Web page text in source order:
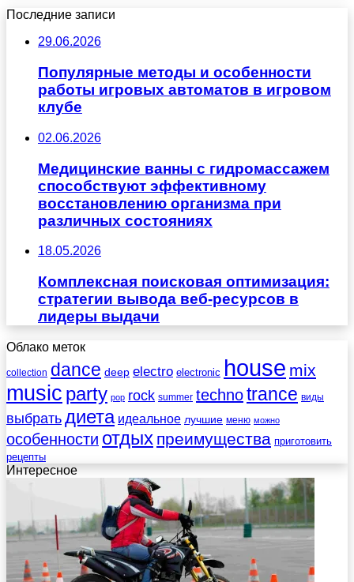
Последние записи
29.06.2026
Популярные методы и особенности
работы игровых автоматов в игровом
клубе
02.06.2026
Медицинские ванны с гидромассажем
способствуют эффективному
восстановлению организма при
различных состояниях
18.05.2026
Комплексная поисковая оптимизация:
стратегии вывода веб-ресурсов в
лидеры выдачи
Облако меток
collection dance deep electro electronic house mix
music party pop rock summer technotrance виды
выбратьдиета идеальное лучшие меню можно
особенности отдых преимущества приготовить
рецепты
Интересное